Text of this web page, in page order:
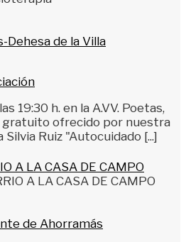
Dehesa de la Villa
19:30 h. en la A.VV. Poetas,
gratuito ofrecido por nuestra
Ruiz "Autocuidado [...]
A LA CASA DE CAMPO
de Ahorramás